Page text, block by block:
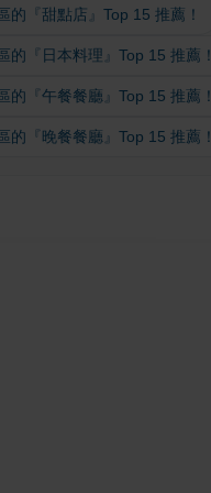
的『甜點店』Top 15 推薦！
的『日本料理』Top 15 推薦！
的『午餐餐廳』Top 15 推薦！
的『晚餐餐廳』Top 15 推薦！